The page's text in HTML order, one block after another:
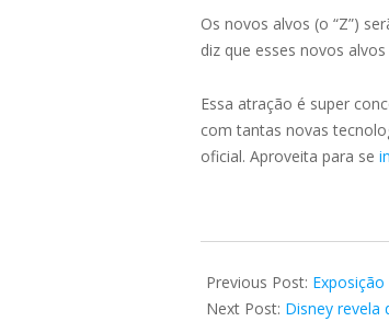
Os novos alvos (o “Z”)
diz que esses novos
Essa atração é super
com tantas novas
oficial. Aproveita para se
03-
26
Previous Post:
Next Post: Disney revela